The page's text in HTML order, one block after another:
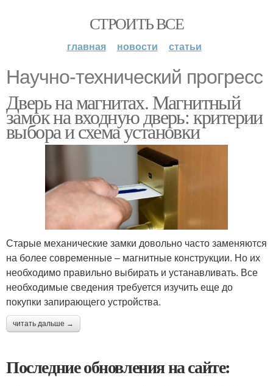
СТРОИТЬ ВСЕ
главная новости статьи
Научно-технический прогресс
Дверь на магнитах. Магнитный
замок на входную дверь: критерии
выбора и схема установки
Старые механические замки довольно часто заменяются
на более современные – магнитные конструкции. Но их
необходимо правильно выбирать и устанавливать. Все
необходимые сведения требуется изучить еще до
покупки запирающего устройства.
читать дальше →
Последние обновления на сайте: